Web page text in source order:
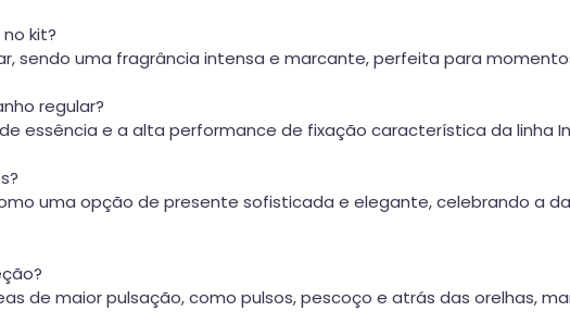
kit?
sendo uma fragrância intensa e marcante, perfeita para
regular?
essência e a alta performance de fixação característica da linha
uma opção de presente sofisticada e elegante, celebrando a
de maior pulsação, como pulsos, pescoço e atrás das orelhas,